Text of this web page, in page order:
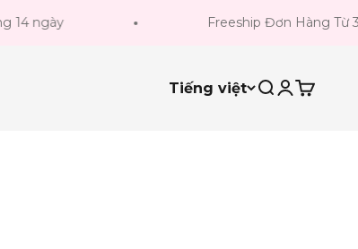
Freeship Đơn Hàng Từ 300k
Tiếng việt Tìm kiếm
Đăng
Giỏ